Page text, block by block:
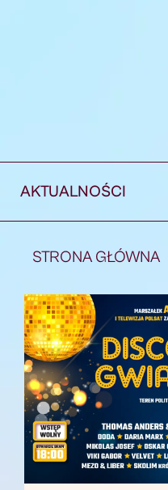
AKTUALNOŚCI
STRONA GŁÓWNA